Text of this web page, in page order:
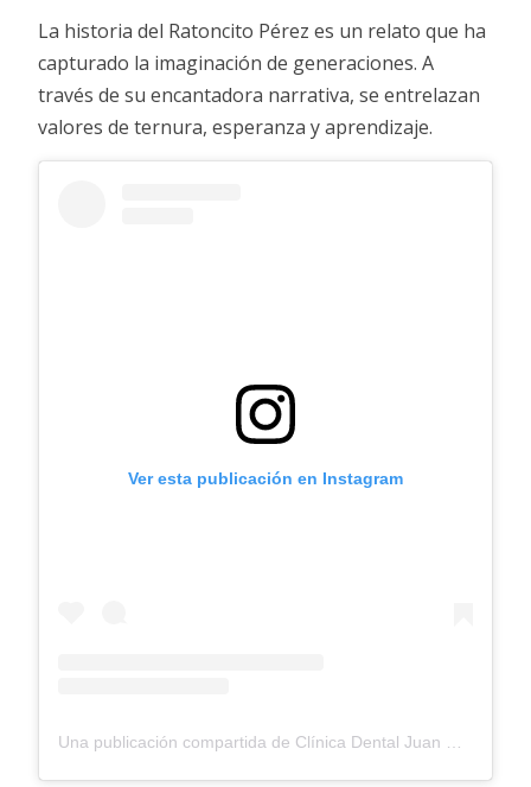
La historia del Ratoncito Pérez es un relato que ha
capturado la imaginación de generaciones. A
través de su encantadora narrativa, se entrelazan
valores de ternura, esperanza y aprendizaje.
Ver esta publicación en Instagram